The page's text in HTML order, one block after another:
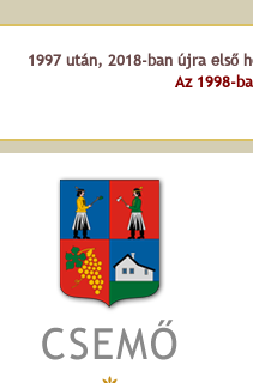
1997 után, 2018-ban újra első
Az 1998-